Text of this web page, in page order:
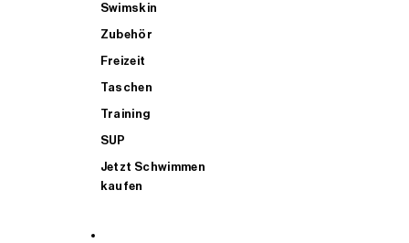
Swimskin
Zubehör
Freizeit
Taschen
Training
SUP
Jetzt Schwimmen
kaufen